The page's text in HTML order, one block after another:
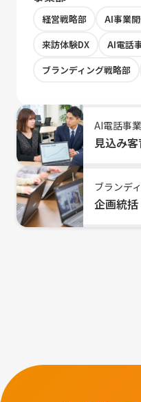
経営戦略部 AI事業
来訪体験DX
AI電話
ブランディング戦略部
AI電話事
見込み
ブランデ
企画統括